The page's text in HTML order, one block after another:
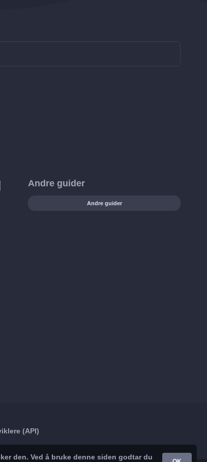
Andre guider
Andre guider
(API)
den. Ved å bruke denne siden godtar du